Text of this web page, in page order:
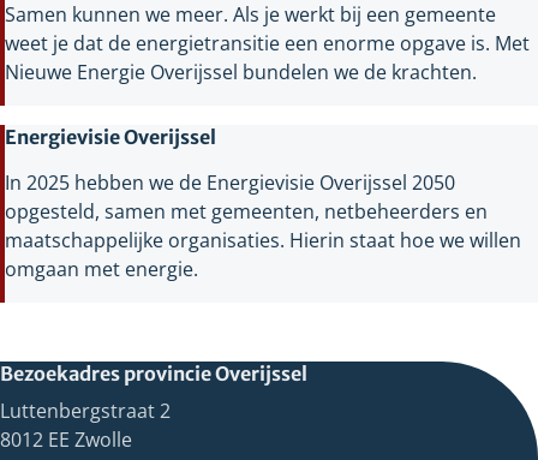
Samen kunnen we meer. Als je werkt bij een gemeente
weet je dat de energietransitie een enorme opgave is. Met
Nieuwe Energie Overijssel bundelen we de krachten.
Energievisie Overijssel
In 2025 hebben we de Energievisie Overijssel 2050
opgesteld, samen met gemeenten, netbeheerders en
maatschappelijke organisaties. Hierin staat hoe we willen
omgaan met energie.
Bezoekadres provincie Overijssel
Luttenbergstraat 2
8012 EE Zwolle